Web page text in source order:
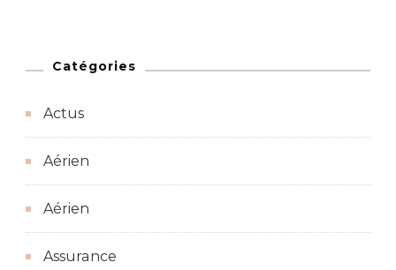
Catégories
Actus
Aérien
Aérien
Assurance